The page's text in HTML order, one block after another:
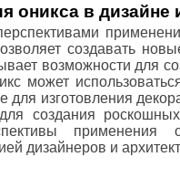
оникса в дизайне
создавать
возможности для
может
для изготовления
создания
дизайнеров и